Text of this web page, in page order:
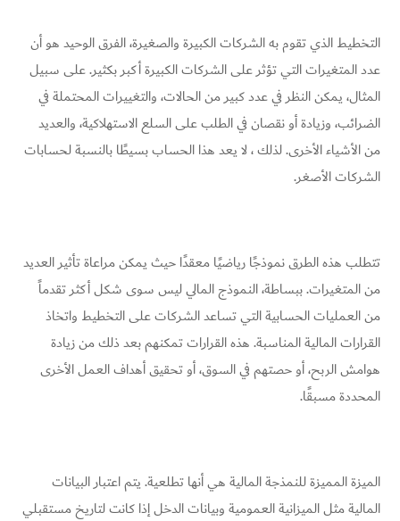
التخطيط الذي تقوم به الشركات الكبيرة والصغيرة، الفرق الوحيد هو أن
عدد المتغيرات التي تؤثر على الشركات الكبيرة أكبر بكثير. على سبيل
المثال، يمكن النظر في عدد كبير من الحالات، والتغييرات المحتملة في
الضرائب، وزيادة أو نقصان في الطلب على السلع الاستهلاكية، والعديد
من الأشياء الأخرى. لذلك ، لا يعد هذا الحساب بسيطًا بالنسبة لحسابات
الشركات الأصغر.
تتطلب هذه الطرق نموذجًا رياضيًا معقدًا حيث يمكن مراعاة تأثير العديد
من المتغيرات. ببساطة، النموذج المالي ليس سوى شكل أكثر تقدماً
من العمليات الحسابية التي تساعد الشركات على التخطيط واتخاذ
القرارات المالية المناسبة. هذه القرارات تمكنهم بعد ذلك من زيادة
هوامش الربح، أو حصتهم في السوق، أو تحقيق أهداف العمل الأخرى
المحددة مسبقًا.
الميزة المميزة للنمذجة المالية هي أنها تطلعية. يتم اعتبار البيانات
المالية مثل الميزانية العمومية وبيانات الدخل إذا كانت لتاريخ مستقبلي